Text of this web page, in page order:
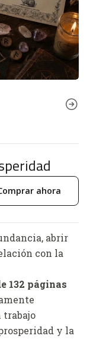
ahora
abrir
con la
132 páginas
trabajo
y la